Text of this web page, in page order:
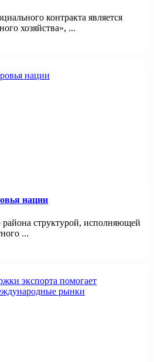
контракта является
хозяйства», ...
нации
структурой, исполняющей
...